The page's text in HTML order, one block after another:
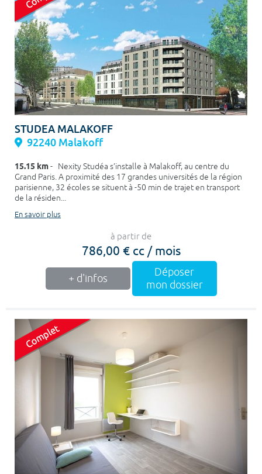
STUDEA MALAKOFF
92240 Malakoff
15.15 km- Nexity Studéa s’installe à Malakoff, au centre du
Grand Paris. A proximité des 17 grandes universités de la région
parisienne, 32 écoles se situent à -50 min de trajet en transport
de la résiden...
En savoir plus
à partir de
786,00 € cc / mois
+ d'infos
Déposer
mon dossier